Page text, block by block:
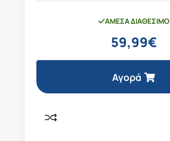
ΆΜΕΣΑ ΔΙΑΘΈΣΙΜΟ
59,99€
Αγορά